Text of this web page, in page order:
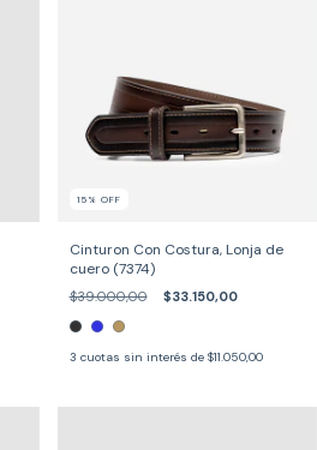
15 % OFF
Cinturon Con Costura, Lonja de
cuero (7374)
$39.000,00 $33.150,00
3 cuotas sin interés de $11.050,00